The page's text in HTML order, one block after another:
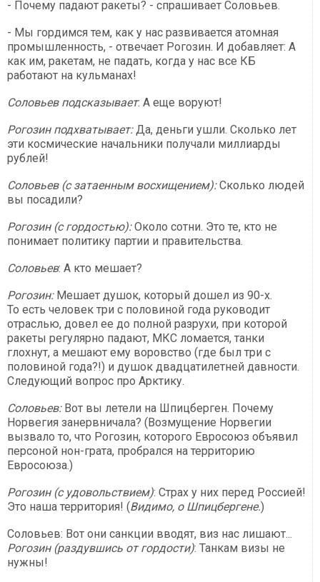
- Почему падают ракеты? - спрашивает Соловьев.
- Мы гордимся тем, как у нас развивается атомная
промышленность, - отвечает Рогозин. И добавляет: А
как им, ракетам, не падать, когда у нас все КБ
работают на кульманах!
Соловьев подсказывает: А еще воруют!
Рогозин подхватывает:Да, деньги ушли. Сколько лет
эти космические начальники получали миллиарды
рублей!
Соловьев (с затаенным восхищением):Сколько людей
вы посадили?
Рогозин (с гордостью):Около сотни. Это те, кто не
понимает политику партии и правительства.
Соловьев: А кто мешает?
Рогозин: Мешает душок, который дошел из 90-х.
То есть человек три с половиной года руководит
отраслью, довел ее до полной разрухи, при которой
ракеты регулярно падают, МКС ломается, танки
глохнут, а мешают ему воровство (где был три с
половиной года?!) и душок двадцатилетней давности.
Следующий вопрос про Арктику.
Соловьев:Вот вы летели на Шпицберген. Почему
Норвегия занервничала? (Возмущение Норвегии
вызвало то, что Рогозин, которого Евросоюз объявил
персоной нон-грата, пробрался на территорию
Евросоюза.)
Рогозин (с удовольствием): Страх у них перед Россией!
Это наша территория! (Видимо, о Шпицбергене.)
Соловьев: Вот они санкции вводят, виз нас лишают...
Рогозин (раздувшись от гордости): Танкам визы не
нужны!